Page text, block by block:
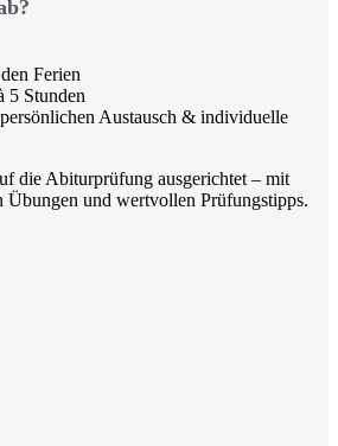
Ferien
5 Stunden
Austausch & individuelle
die Abiturprüfung ausgerichtet – mit
Übungen und wertvollen Prüfungstipps.